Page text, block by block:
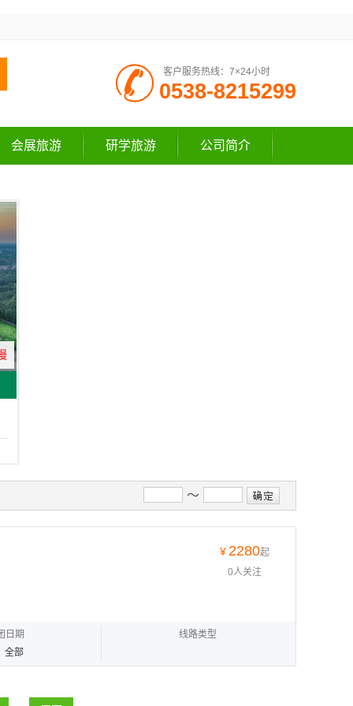
客户服务热线：7×24小时
0538-8215299
会展旅游 研学旅游 公司简介
～
¥ 2280起
0人关注
日期
全部
线路类型